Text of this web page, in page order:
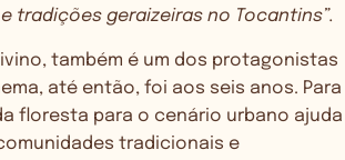
tradições geraizeiras no Tocantins”.
também é um dos protagonistas
até então, foi aos seis anos. Para
floresta para o cenário urbano ajuda
tradicionais e